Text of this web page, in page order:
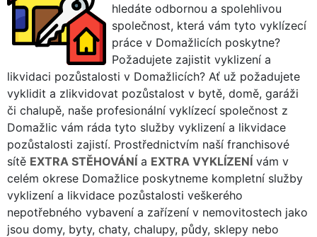
hledáte odbornou a spolehlivou
společnost, která vám tyto vyklízecí
práce v Domažlicích poskytne?
Požadujete zajistit vyklizení a
likvidaci pozůstalosti v Domažlicích? Ať už požadujete
vyklidit a zlikvidovat pozůstalost v bytě, domě, garáži
či chalupě, naše profesionální vyklízecí společnost z
Domažlic vám ráda tyto služby vyklizení a likvidace
pozůstalosti zajistí. Prostřednictvím naší franchisové
sítě EXTRA STĚHOVÁNÍ a EXTRA VYKLÍZENÍ vám v
celém okrese Domažlice poskytneme kompletní služby
vyklizení a likvidace pozůstalosti veškerého
nepotřebného vybavení a zařízení v nemovitostech jako
jsou domy, byty, chaty, chalupy, půdy, sklepy nebo